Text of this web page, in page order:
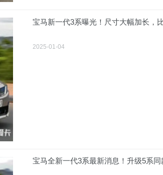
宝马新一代3系曝光！尺寸大幅加长，
2025-01-04
宝马全新一代3系最新消息！升级5系同